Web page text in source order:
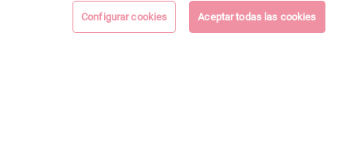
Configurar cookies Aceptar todas las cookies